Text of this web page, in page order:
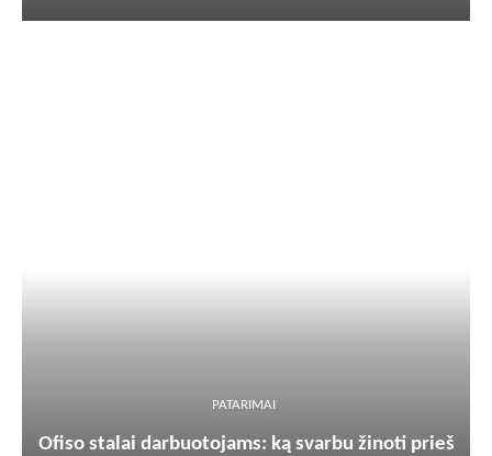
PATARIMAI
Ofiso stalai darbuotojams: ką svarbu žinoti prieš